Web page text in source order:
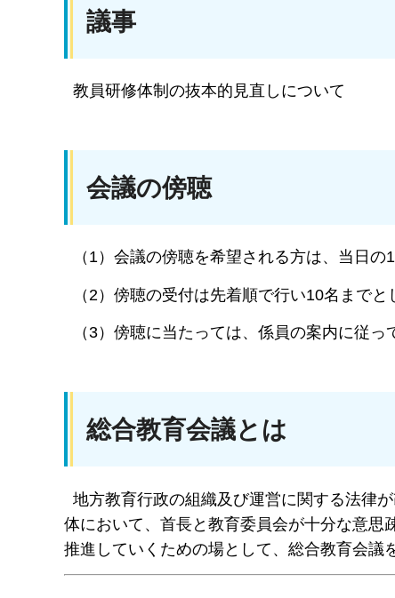
議事
教員研修体制の抜本的見直しについて
会議の傍聴
（1）会議の傍聴を希望される方は、当日の
（2）傍聴の受付は先着順で行い10名までと
（3）傍聴に当たっては、係員の案内に従っ
総合教育会議とは
地方教育行政の組織及び運営に関する法律
体において、首長と教育委員会が十分な意思
推進していくための場として、総合教育会議